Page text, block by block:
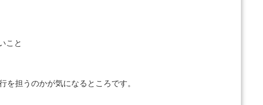
こと
担うのかが気になるところです。